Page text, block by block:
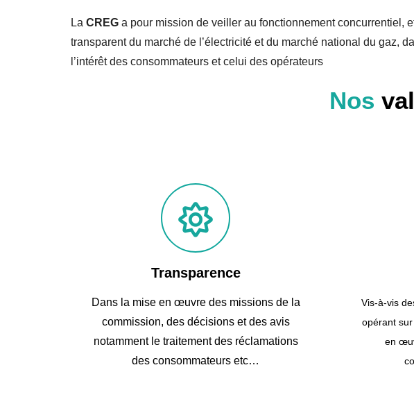
La CREG a pour mission de veiller au fonctionnement concurrentiel,
transparent du marché de l’électricité et du marché national du gaz,
l’intérêt des consommateurs et celui des opérateurs
Nos
Transparence
Dans la mise en œuvre des missions de la
commission, des décisions et des avis
notamment le traitement des réclamations
des consommateurs etc…
Vis-à-vis
opérant
en